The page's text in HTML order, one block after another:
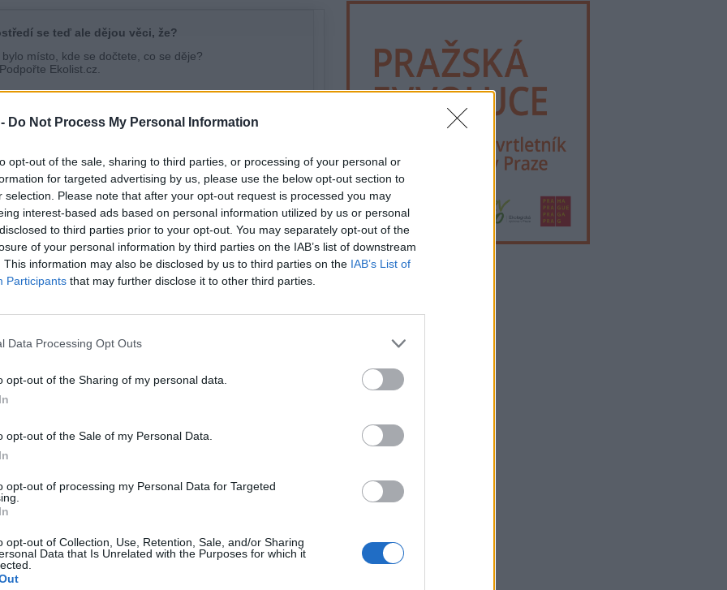
Do Not Process My Personal Information
opt-out of the sale, sharing to third parties, or processing of your personal or
for targeted advertising by us, please use the below opt-out section to
selection. Please note that after your opt-out request is processed you may
interest-based ads based on personal information utilized by us or personal
to third parties prior to your opt-out. You may separately opt-out of the
of your personal information by third parties on the IAB’s list of downstream
This information may also be disclosed by us to third parties on the IAB’s List of
Participants that may further disclose it to other third parties.
Data Processing Opt Outs
opt-out of the Sharing of my personal data.
opt-out of the Sale of my Personal Data.
opt-out of processing my Personal Data for Targeted
opt-out of Collection, Use, Retention, Sale, and/or Sharing
Data that Is Unrelated with the Purposes for which it
a postřehy. Tím, že zde publikujete svůj příspěvek, se ale zároveň
porušení si redakce vyhrazuje právo smazat diskusní příspěvěk